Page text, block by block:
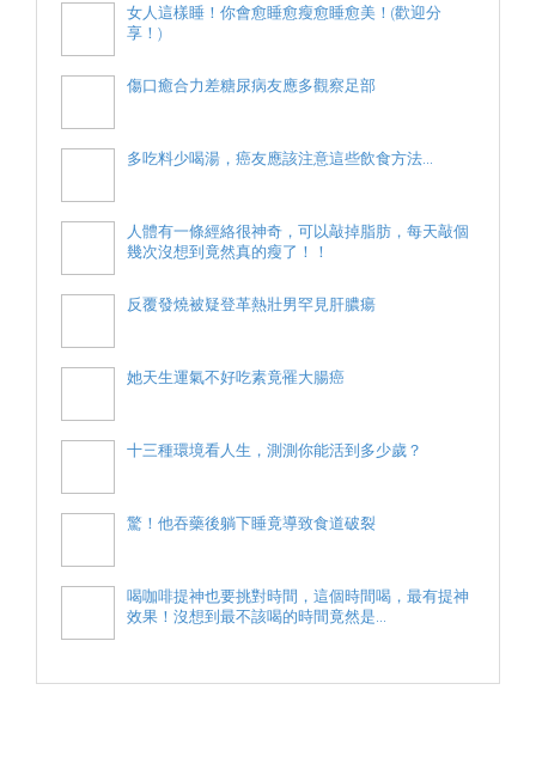
女人這樣睡！你會愈睡愈瘦愈睡愈美！(歡迎分
享！)
傷口癒合力差糖尿病友應多觀察足部
多吃料少喝湯，癌友應該注意這些飲食方法...
人體有一條經絡很神奇，可以敲掉脂肪，每天敲個
幾次沒想到竟然真的瘦了！！
反覆發燒被疑登革熱壯男罕見肝膿瘍
她天生運氣不好吃素竟罹大腸癌
十三種環境看人生，測測你能活到多少歲？
驚！他吞藥後躺下睡竟導致食道破裂
喝咖啡提神也要挑對時間，這個時間喝，最有提神
效果！沒想到最不該喝的時間竟然是...